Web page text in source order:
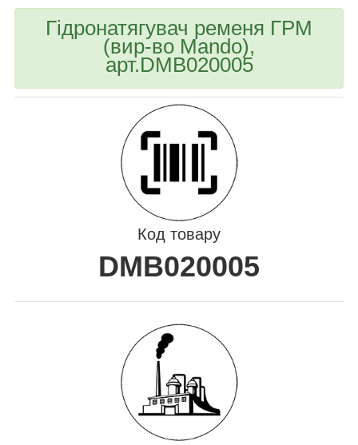
Гідронатягувач ременя ГРМ
(вир-во Mando),
арт.DMB020005
Код товару
DMB020005